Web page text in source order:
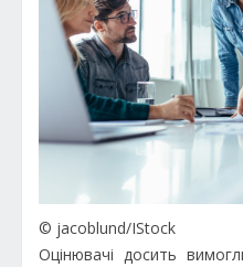
© jacoblund/IStock
Оцінювачі досить